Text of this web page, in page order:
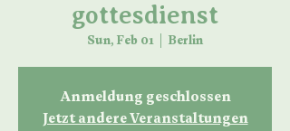
gottesdienst
Sun, Feb 01 Berlin
Anmeldung geschlossen
Jetzt andere Veranstaltungen